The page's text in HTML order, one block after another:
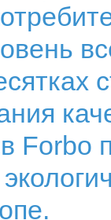
Forbo